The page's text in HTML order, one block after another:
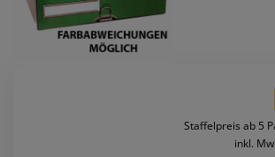
Staffelpreis ab 5
inkl.